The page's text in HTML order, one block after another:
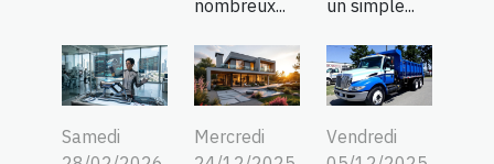
nombreux...
un simple...
Samedi
Mercredi
Vendredi